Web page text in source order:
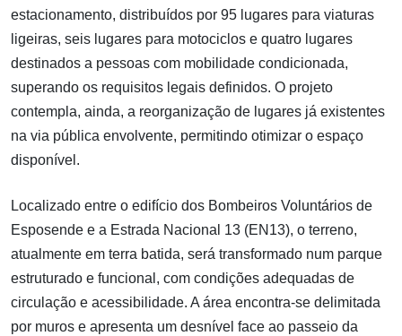
estacionamento, distribuídos por 95 lugares para viaturas
ligeiras, seis lugares para motociclos e quatro lugares
destinados a pessoas com mobilidade condicionada,
superando os requisitos legais definidos. O projeto
contempla, ainda, a reorganização de lugares já existentes
na via pública envolvente, permitindo otimizar o espaço
disponível.
Localizado entre o edifício dos Bombeiros Voluntários de
Esposende e a Estrada Nacional 13 (EN13), o terreno,
atualmente em terra batida, será transformado num parque
estruturado e funcional, com condições adequadas de
circulação e acessibilidade. A área encontra-se delimitada
por muros e apresenta um desnível face ao passeio da